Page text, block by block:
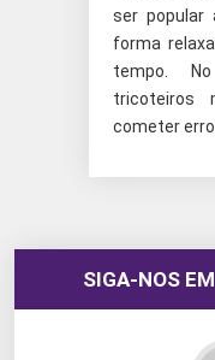
ser popular
forma
tempo.
tricoteiros
cometer
SIGA-NOS